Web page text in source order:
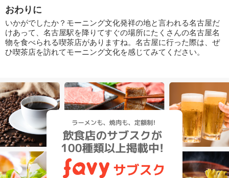
おわりに
いかがでしたか？モーニング文化発祥の地と言われる名古屋だ
けあって、名古屋駅を降りてすぐの場所にたくさんの名古屋名
物を食べられる喫茶店がありますね。名古屋に行った際は、ぜ
ひ喫茶店を訪れてモーニング文化を感じてみてください。